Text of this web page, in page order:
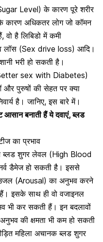
Level) के कारण पूरे शरीर
कारण अधिकतर लोग जो कॉमन
, वो है लिबिडो में कमी
लॉस (Sex drive loss) आदि।
भरी हो सकती है।
sex with Diabetes)
पुरुषों की सेहत पर क्या
है। जानिए, इस बारे में।
आसान बनाती हैं ये दवाएं, ब्लड
का प्रभाव
ब्लड शुगर लेवल (High Blood
डैमेज हो सकती है। इससे
(Arousal) का अनुभव करने
इसके साथ ही वो वजाइनल
भी कर सकती हैं। इन बदलावों
की क्षमता भी कम हो सकती
महिला अचानक ब्लड शुगर